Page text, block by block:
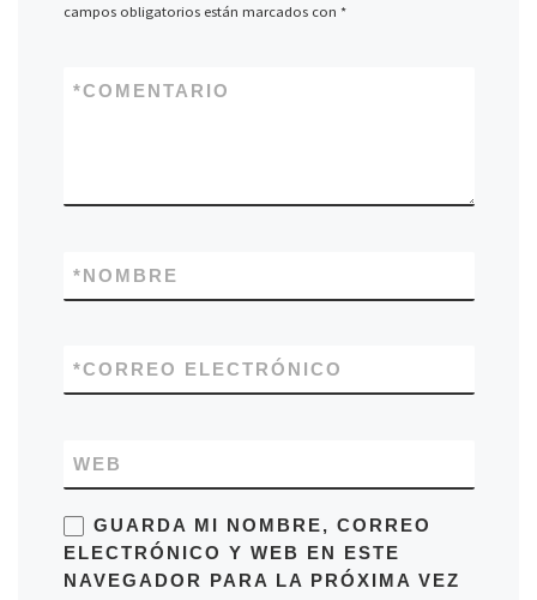
campos obligatorios están marcados con *
COMENTARIO
*
NOMBRE
*
CORREO ELECTRÓNICO
*
WEB
GUARDA MI NOMBRE, CORREO
ELECTRÓNICO Y WEB EN ESTE
NAVEGADOR PARA LA PRÓXIMA VEZ